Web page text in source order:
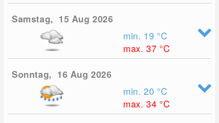
Samstag, 15 Aug 2026
min. 19 °C
max. 37 °C
Sonntag, 16 Aug 2026
min. 20 °C
max. 34 °C